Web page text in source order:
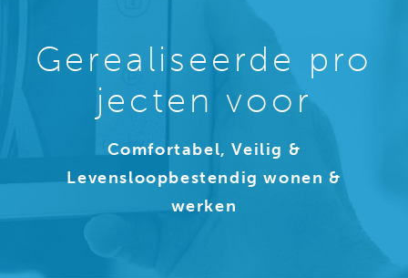
Gerealiseerde pro
jecten voor
Comfortabel, Veilig &
Levensloopbestendig wonen &
werken